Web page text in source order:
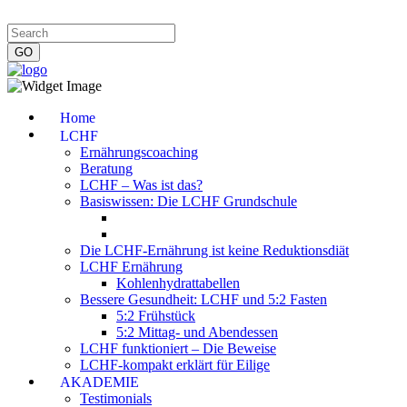
Home
LCHF
Ernährungscoaching
Beratung
LCHF – Was ist das?
Basiswissen: Die LCHF Grundschule
Die LCHF-Ernährung ist keine Reduktionsdiät
LCHF Ernährung
Kohlenhydrattabellen
Bessere Gesundheit: LCHF und 5:2 Fasten
5:2 Frühstück
5:2 Mittag- und Abendessen
LCHF funktioniert – Die Beweise
LCHF-kompakt erklärt für Eilige
AKADEMIE
Testimonials